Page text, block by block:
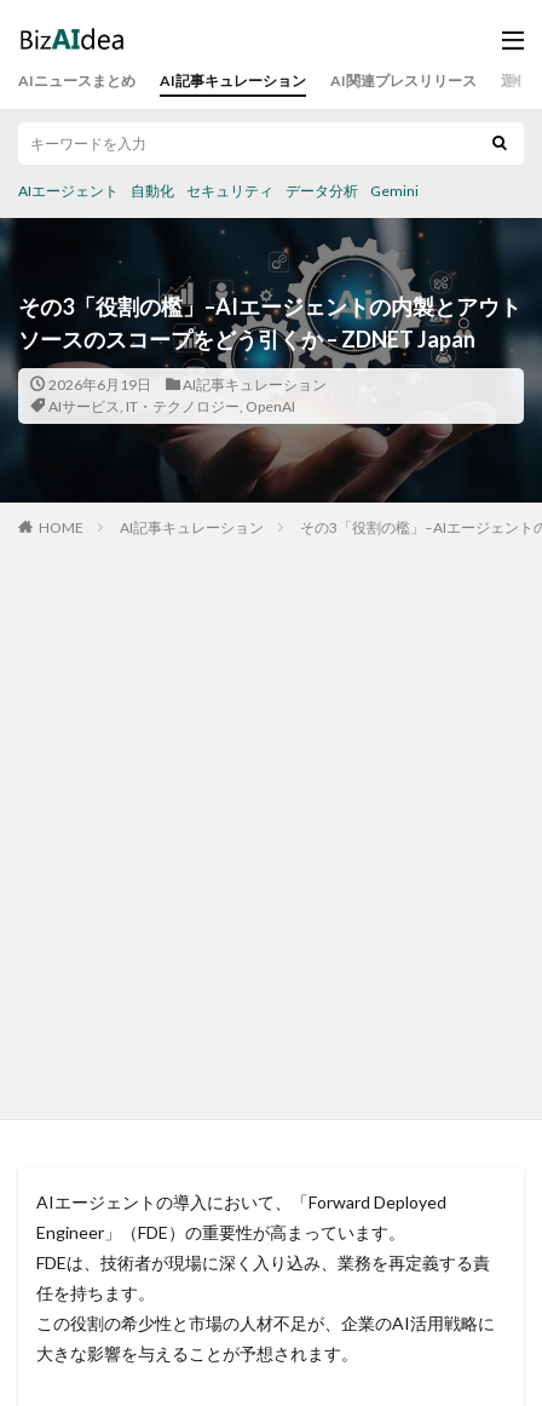
AIニュースまとめ AI記事キュレーション AI関連プレスリリース 運営
AIエージェント 自動化 セキュリティ データ分析 Gemini
その3「役割の檻」–AIエージェントの内製とアウト
ソースのスコープをどう引くか – ZDNET Japan
2026年6月19日
AI記事キュレーション
AIサービス, IT・テクノロジー, OpenAI
HOME AI記事キュレーション その3「役割の檻」–AIエージェント
AIエージェントの導入において、「Forward Deployed
Engineer」（FDE）の重要性が高まっています。
FDEは、技術者が現場に深く入り込み、業務を再定義する責
任を持ちます。
この役割の希少性と市場の人材不足が、企業のAI活用戦略に
大きな影響を与えることが予想されます。